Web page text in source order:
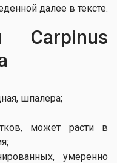
далее в тексте.
Carpinus
шпалера;
может расти в
умеренно